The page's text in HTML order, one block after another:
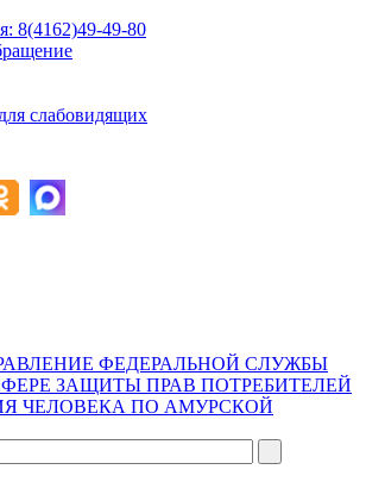
8(4162)49-49-80
слабовидящих
ФЕДЕРАЛЬНОЙ СЛУЖБЫ
ЗАЩИТЫ ПРАВ ПОТРЕБИТЕЛЕЙ
ЧЕЛОВЕКА ПО АМУРСКОЙ